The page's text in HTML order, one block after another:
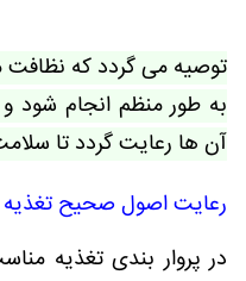
توصیه می گردد که نظافت
به طور منظم انجام شود
آن ها رعایت گردد تا
رعایت اصول صحیح تغذیه
در پروار بندی تغذیه